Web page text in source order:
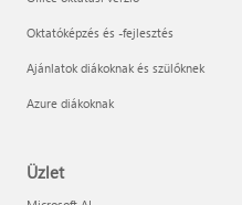
Oktatóképzés és -fejlesztés
Ajánlatok diákoknak és szülőknek
Azure diákoknak
Üzlet